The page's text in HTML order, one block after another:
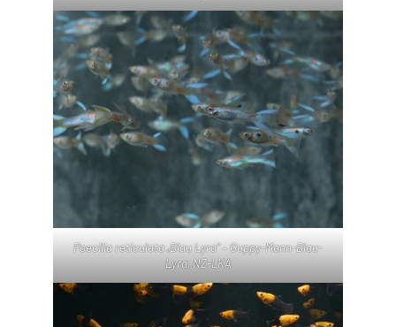
Poecilia reticulata „Blau Lyra“ – Guppy-Mann-Blau-
Lyra, NZ-LKA